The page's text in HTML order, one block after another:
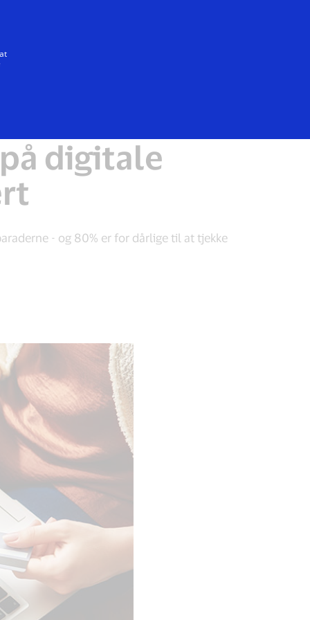
digitale
- og 80% er for dårlige til at tjekke